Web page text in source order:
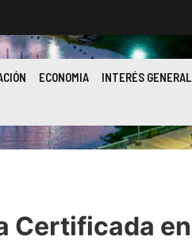
ECONOMIA INTERÉS GENERAL
Certificada en